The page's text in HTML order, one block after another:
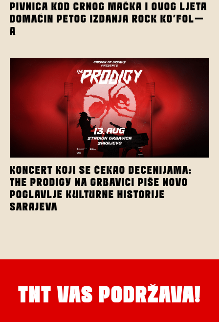
PIVNICA KOD CRNOG MAČKA I OVOG LJETA
DOMAĆIN PETOG IZDANJA ROCK KO’FOL-
A
KONCERT KOJI SE ČEKAO DECENIJAMA:
THE PRODIGY NA GRBAVICI PIŠE NOVO
POGLAVLJE KULTURNE HISTORIJE
SARAJEVA
TNT VAS PODRŽAVA!